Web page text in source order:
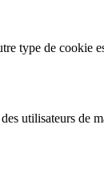
type de cookie
utilisateurs de